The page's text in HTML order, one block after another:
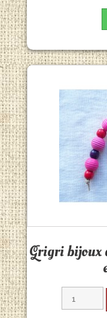
Grigri bijoux